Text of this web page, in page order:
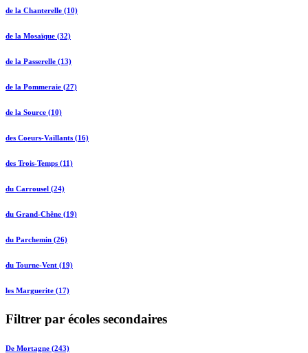
de la Chanterelle (10)
de la Mosaïque (32)
de la Passerelle (13)
de la Pommeraie (27)
de la Source (10)
des Coeurs-Vaillants (16)
des Trois-Temps (11)
du Carrousel (24)
du Grand-Chêne (19)
du Parchemin (26)
du Tourne-Vent (19)
les Marguerite (17)
Filtrer par écoles secondaires
De Mortagne (243)